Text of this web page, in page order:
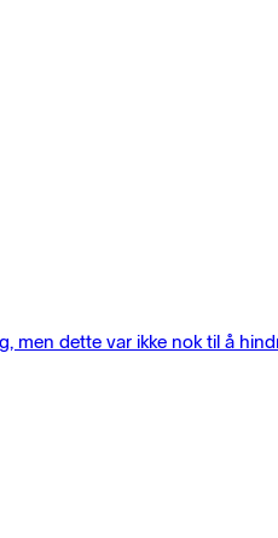
men dette var ikke nok til å